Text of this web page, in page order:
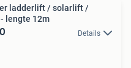
ladderlift / solarlift /
lengte 12m
Details